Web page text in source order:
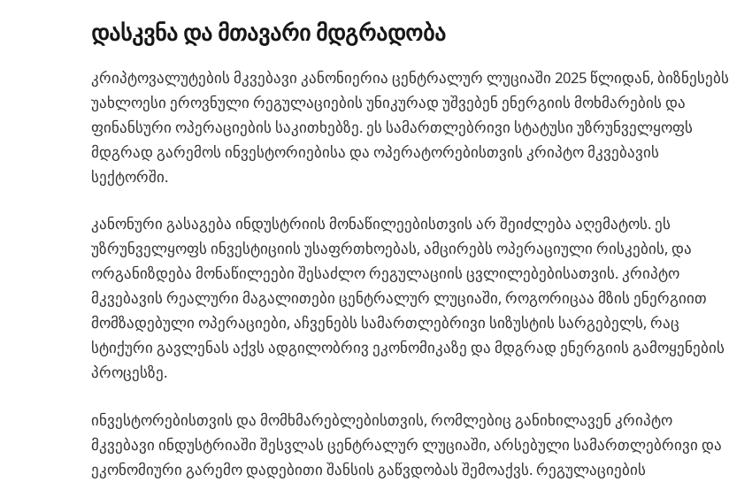
დასკვნა და მთავარი მდგრადობა
კრიპტოვალუტების მკვებავი კანონიერია ცენტრალურ ლუციაში 2025 წლიდან, ბიზნესებს
უახლოესი ეროვნული რეგულაციების უნიკურად უშვებენ ენერგიის მოხმარების და
ფინანსური ოპერაციების საკითხებზე. ეს სამართლებრივი სტატუსი უზრუნველყოფს
მდგრად გარემოს ინვესტორიებისა და ოპერატორებისთვის კრიპტო მკვებავის
სექტორში.
კანონური გასაგება ინდუსტრიის მონაწილეებისთვის არ შეიძლება აღემატოს. ეს
უზრუნველყოფს ინვესტიციის უსაფრთხოებას, ამცირებს ოპერაციული რისკების, და
ორგანიზდება მონაწილეები შესაძლო რეგულაციის ცვლილებებისათვის. კრიპტო
მკვებავის რეალური მაგალითები ცენტრალურ ლუციაში, როგორიცაა მზის ენერგიით
მომზადებული ოპერაციები, აჩვენებს სამართლებრივი სიზუსტის სარგებელს, რაც
სტიქური გავლენას აქვს ადგილობრივ ეკონომიკაზე და მდგრად ენერგიის გამოყენების
პროცესზე.
ინვესტორებისთვის და მომხმარებლებისთვის, რომლებიც განიხილავენ კრიპტო
მკვებავი ინდუსტრიაში შესვლას ცენტრალურ ლუციაში, არსებული სამართლებრივი და
ეკონომიური გარემო დადებითი შანსის გაწვდობას შემოაქვს. რეგულაციების